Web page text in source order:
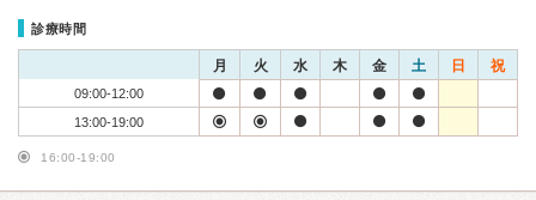
診療時間
月 火 水 木 金 土 日 祝
09:00-12:00
13:00-19:00
16:00-19:00